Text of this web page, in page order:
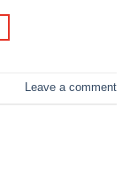
Leave a comment